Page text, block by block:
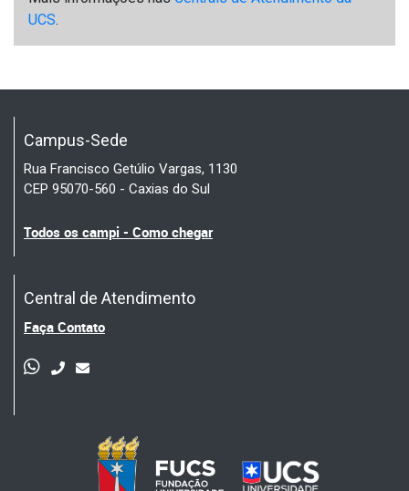
UCS.
Campus-Sede
Rua Francisco Getúlio Vargas, 1130
CEP 95070-560 - Caxias do Sul
Todos os campi - Como chegar
Central de Atendimento
Faça Contato